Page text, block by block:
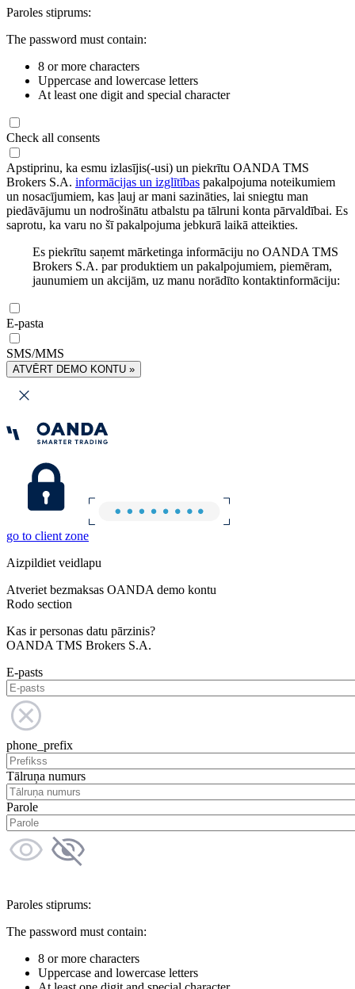
Paroles stiprums:
The password must contain:
8 or more characters
Uppercase and lowercase letters
At least one digit and special character
Check all consents
Apstiprinu, ka esmu izlasījis(-usi) un piekrītu OANDA TMS
Brokers S.A. informācijas un izglītības pakalpojuma noteikumiem
un nosacījumiem, kas ļauj ar mani sazināties, lai sniegtu man
piedāvājumu un nodrošinātu atbalstu pa tālruni konta pārvaldībai. Es
saprotu, ka varu no šī pakalpojuma jebkurā laikā atteikties.
Es piekrītu saņemt mārketinga informāciju no OANDA TMS
Brokers S.A. par produktiem un pakalpojumiem, piemēram,
jaunumiem un akcijām, uz manu norādīto kontaktinformāciju:
E-pasta
SMS/MMS
ATVĒRT DEMO KONTU »
go to client zone
Aizpildiet veidlapu
Atveriet bezmaksas OANDA demo kontu
Rodo section
Kas ir personas datu pārzinis?
OANDA TMS Brokers S.A.
E-pasts
phone_prefix
Tālruņa numurs
Parole
Paroles stiprums:
The password must contain:
8 or more characters
Uppercase and lowercase letters